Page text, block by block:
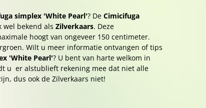
simplex 'White Pearl'? De Cimicifuga
wel bekend als Zilverkaars. Deze
hoogt van ongeveer 150 centimeter.
Wilt u meer informatie ontvangen of tips
'White Pearl'? U bent van harte welkom in
u er alstublieft rekening mee dat niet alle
dus ook de Zilverkaars niet!